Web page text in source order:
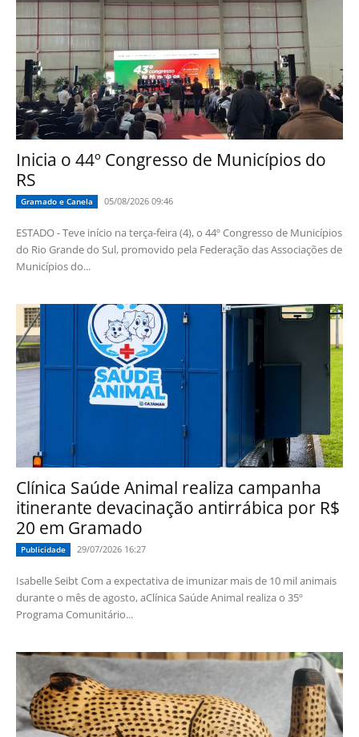
Inicia o 44º Congresso de Municípios do
RS
Gramado e Canela 05/08/2026 09:46
ESTADO - Teve início na terça-feira (4), o 44º Congresso de Municípios
do Rio Grande do Sul, promovido pela Federação das Associações de
Municípios do...
Clínica Saúde Animal realiza campanha
itinerante devacinação antirrábica por R$
20 em Gramado
Publicidade 29/07/2026 16:27
Isabelle Seibt Com a expectativa de imunizar mais de 10 mil animais
durante o mês de agosto, aClínica Saúde Animal realiza o 35º
Programa Comunitário...